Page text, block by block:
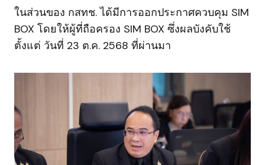
ในส่วนของ กสทช. ได้มีการออกประกาศควบคุม SIM
BOX โดยให้ผู้ที่ถือครอง SIM BOX ซึ่งผลบังคับใช้
ตั้งแต่ วันที่ 23 ต.ค. 2568 ที่ผ่านมา